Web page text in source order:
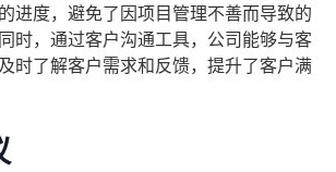
进度，避免了因项目管理不善而导致的
时，通过客户沟通工具，公司能够与客
时了解客户需求和反馈，提升了客户满